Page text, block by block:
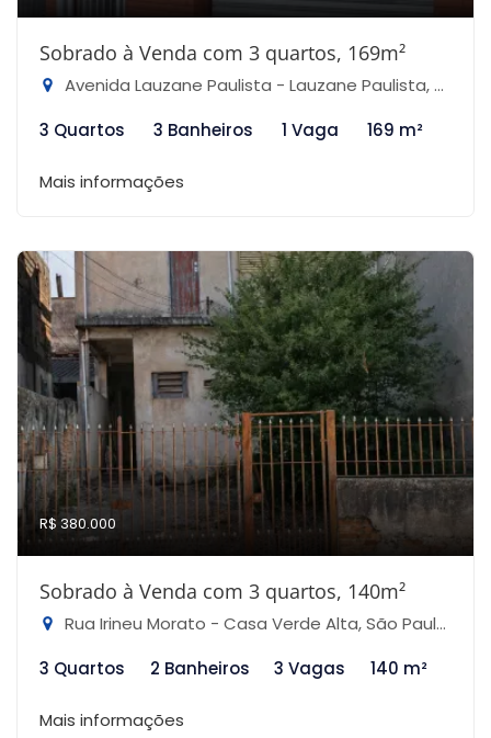
Sobrado à Venda com 3 quartos, 169m²
Avenida Lauzane Paulista - Lauzane Paulista, São Paulo-SP
3 Quartos
3 Banheiros 1 Vaga 169 m²
Mais informações
R$ 380.000
Sobrado à Venda com 3 quartos, 140m²
Rua Irineu Morato - Casa Verde Alta, São Paulo-SP
3 Quartos
2 Banheiros 3 Vagas 140 m²
Mais informações